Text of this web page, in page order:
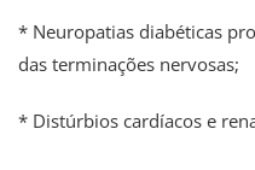
* Neuropatias diabéticas
das terminações nervosas;
* Distúrbios cardíacos e